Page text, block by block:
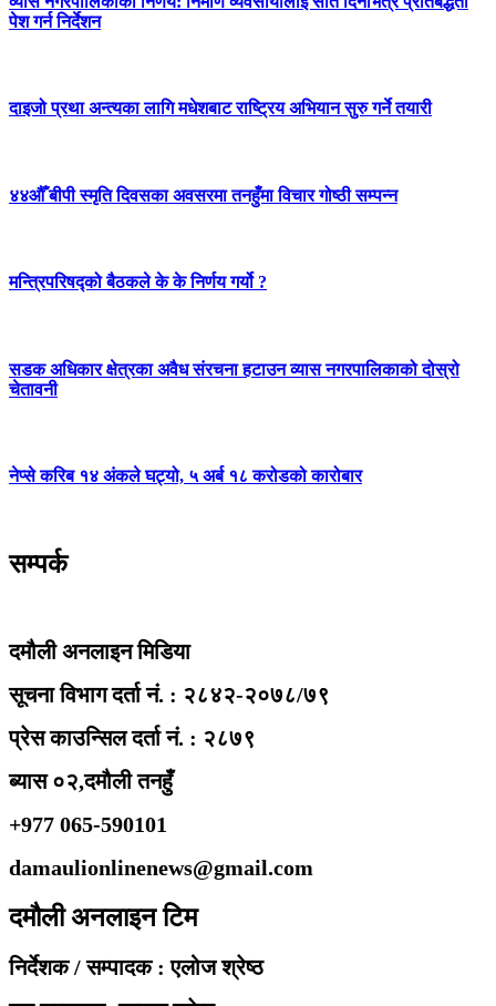
पेश गर्न निर्देशन
दाइजो प्रथा अन्त्यका लागि मधेशबाट राष्ट्रिय अभियान सुरु गर्ने तयारी
४४औँ बीपी स्मृति दिवसका अवसरमा तनहुँमा विचार गोष्ठी सम्पन्न
मन्त्रिपरिषद्को बैठकले के के निर्णय गर्यो ?
सडक अधिकार क्षेत्रका अवैध संरचना हटाउन व्यास नगरपालिकाको दोस्रो
चेतावनी
नेप्से करिब १४ अंकले घट्यो, ५ अर्ब १८ करोडको कारोबार
सम्पर्क
दमौली अनलाइन मिडिया
सूचना विभाग दर्ता नं. : २८४२-२०७८/७९
प्रेस काउन्सिल दर्ता नं. : २८७९
ब्यास ०२,दमौली तनहुँ
+977 065-590101
damaulionlinenews@gmail.com
दमौली अनलाइन टिम
निर्देशक / सम्पादक : एलोज श्रेष्ठ